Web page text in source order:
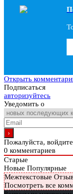
Открыть
Подписаться
авторизуйтесь
Уведомить о
Пожалуйста,
0 комментариев
Старые
Новые Популярные
Межтекстовые
Посмотреть все